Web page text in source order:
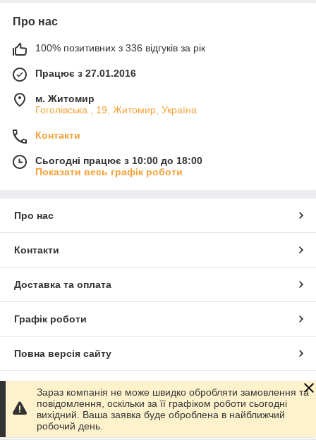
Про нас
100% позитивних з 336 відгуків за рік
Працює з 27.01.2016
м. Житомир
Гоголівська , 19, Житомир, Україна
Контакти
Сьогодні працює з 10:00 до 18:00
Показати весь графік роботи
Про нас
Контакти
Доставка та оплата
Графік роботи
Повна версія сайту
Сайт створено на маркетплейсі Prom.ua
Політика конфіденційності
Зараз компанія не може швидко обробляти замовлення та
повідомлення, оскільки за її графіком роботи сьогодні
вихідний. Ваша заявка буде оброблена в найближчий
робочий день.